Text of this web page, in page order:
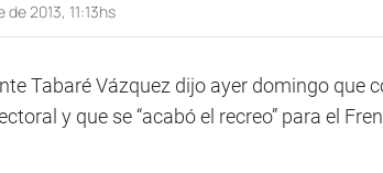
de 2013, 11:13hs
Tabaré Vázquez dijo ayer domingo que
y que se “acabó el recreo” para el